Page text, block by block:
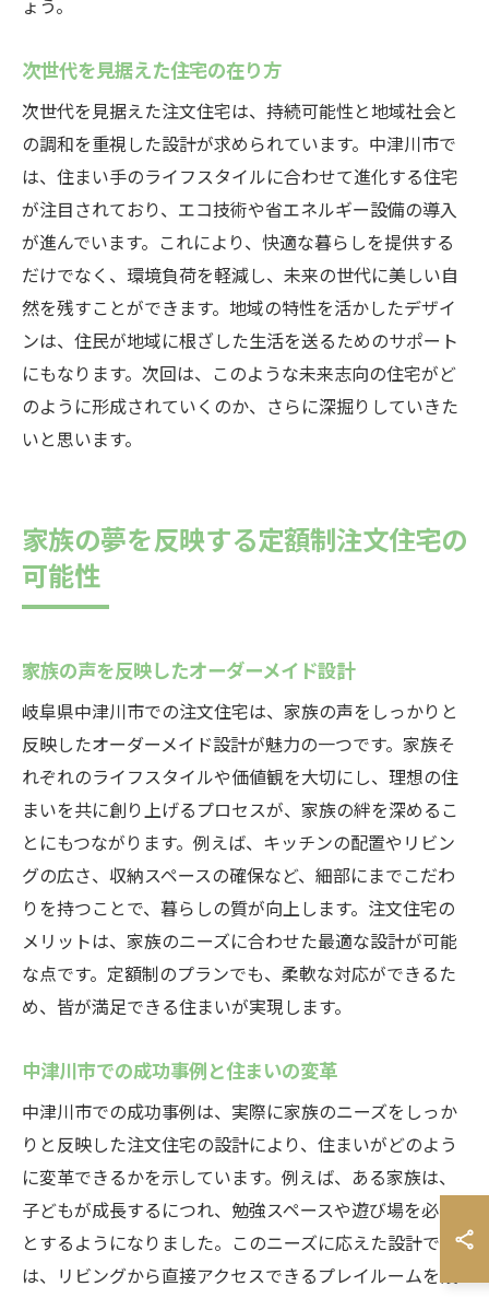
ょう。
次世代を見据えた住宅の在り方
次世代を見据えた注文住宅は、持続可能性と地域社会と
の調和を重視した設計が求められています。中津川市で
は、住まい手のライフスタイルに合わせて進化する住宅
が注目されており、エコ技術や省エネルギー設備の導入
が進んでいます。これにより、快適な暮らしを提供する
だけでなく、環境負荷を軽減し、未来の世代に美しい自
然を残すことができます。地域の特性を活かしたデザイ
ンは、住民が地域に根ざした生活を送るためのサポート
にもなります。次回は、このような未来志向の住宅がど
のように形成されていくのか、さらに深掘りしていきた
いと思います。
家族の夢を反映する定額制注文住宅の
可能性
家族の声を反映したオーダーメイド設計
岐阜県中津川市での注文住宅は、家族の声をしっかりと
反映したオーダーメイド設計が魅力の一つです。家族そ
れぞれのライフスタイルや価値観を大切にし、理想の住
まいを共に創り上げるプロセスが、家族の絆を深めるこ
とにもつながります。例えば、キッチンの配置やリビン
グの広さ、収納スペースの確保など、細部にまでこだわ
りを持つことで、暮らしの質が向上します。注文住宅の
メリットは、家族のニーズに合わせた最適な設計が可能
な点です。定額制のプランでも、柔軟な対応ができるた
め、皆が満足できる住まいが実現します。
中津川市での成功事例と住まいの変革
中津川市での成功事例は、実際に家族のニーズをしっか
りと反映した注文住宅の設計により、住まいがどのよう
に変革できるかを示しています。例えば、ある家族は、
子どもが成長するにつれ、勉強スペースや遊び場を必要
とするようになりました。このニーズに応えた設計で
は、リビングから直接アクセスできるプレイルームを設